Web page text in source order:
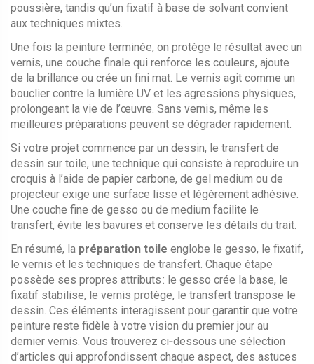
poussière, tandis qu’un fixatif à base de solvant convient
aux techniques mixtes.
Une fois la peinture terminée, on protège le résultat avec un
vernis, une couche finale qui renforce les couleurs, ajoute
de la brillance ou crée un fini mat. Le vernis agit comme un
bouclier contre la lumière UV et les agressions physiques,
prolongeant la vie de l’œuvre. Sans vernis, même les
meilleures préparations peuvent se dégrader rapidement.
Si votre projet commence par un dessin, le transfert de
dessin sur toile, une technique qui consiste à reproduire un
croquis à l’aide de papier carbone, de gel medium ou de
projecteur exige une surface lisse et légèrement adhésive.
Une couche fine de gesso ou de medium facilite le
transfert, évite les bavures et conserve les détails du trait.
En résumé, la préparation toile englobe le gesso, le fixatif,
le vernis et les techniques de transfert. Chaque étape
possède ses propres attributs : le gesso crée la base, le
fixatif stabilise, le vernis protège, le transfert transpose le
dessin. Ces éléments interagissent pour garantir que votre
peinture reste fidèle à votre vision du premier jour au
dernier vernis. Vous trouverez ci‑dessous une sélection
d’articles qui approfondissent chaque aspect, des astuces